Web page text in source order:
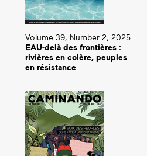
Volume 39, Number 2, 2025
EAU-delà des frontières :
rivières en colère, peuples
en résistance